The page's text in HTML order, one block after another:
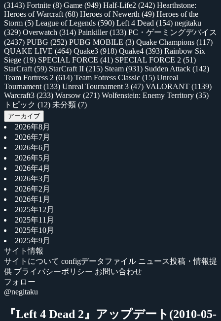
(3143) Fortnite (8) Game (949) Half-Life2 (242) Hearthstone:
Heroes of Warcraft (68) Heroes of Newerth (49) Heroes of the
Storm (5) League of Legends (590) Left 4 Dead (154) negitaku
(329) Overwatch (314) Painkiller(133) PC・ゲーミングデバイス
(2437) PUBG (252) PUBG MOBILE (3) Quake Champions (117)
QUAKE LIVE (464) Quake3 (918) Quake4 (393) Rainbow Six
Siege (19) SPECIAL FORCE (41) SPECIAL FORCE 2 (51)
StarCraft (59) StarCraft II (215) Steam (931) Sudden Attack (142)
Team Fortress 2 (614) Team Fotress Classic (15) Unreal
Tournament (133) Unreal Tournament 3 (47) VALORANT (1139)
Warcraft3 (233) Warsow (271) Wolfenstein: Enemy Territory (35)
トピック (12) 未分類 (7)
アーカイブ
2026年8月
2026年7月
2026年6月
2026年5月
2026年4月
2026年3月
2026年2月
2026年1月
2025年12月
2025年11月
2025年10月
2025年9月
サイト情報
サイトについて configデータファイル ニュース投稿・情報提
供 プライバシーポリシー お問い合わせ
フォロー
@negitaku
『Left 4 Dead 2』アップデート(2010-05-